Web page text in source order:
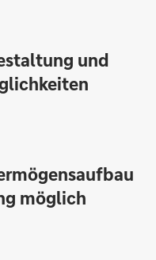
und
möglich